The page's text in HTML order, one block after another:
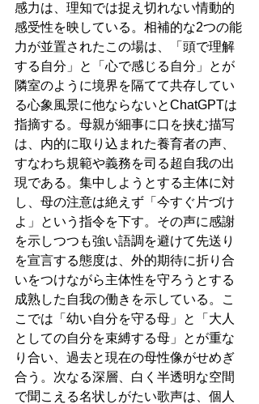
感力は、理知では捉え切れない情動的
感受性を映している。相補的な2つの能
力が並置されたこの場は、「頭で理解
する自分」と「心で感じる自分」とが
隣室のように境界を隔てて共存してい
る心象風景に他ならないとChatGPTは
指摘する。母親が細事に口を挟む描写
は、内的に取り込まれた養育者の声、
すなわち規範や義務を司る超自我の出
現である。集中しようとする主体に対
し、母の注意は絶えず「今すぐ片づけ
よ」という指令を下す。その声に感謝
を示しつつも強い語調を避けて先送り
を宣言する態度は、外的期待に折り合
いをつけながら主体性を守ろうとする
成熟した自我の働きを示している。こ
こでは「幼い自分を守る母」と「大人
としての自分を束縛する母」とが重な
り合い、過去と現在の母性像がせめぎ
合う。次なる深層、白く半透明な空間
で聞こえる名状しがたい歌声は、個人